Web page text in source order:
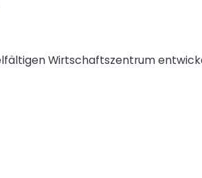
Wirtschaftszentrum